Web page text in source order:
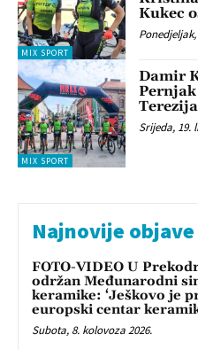
MIX SPORT
Kukec
MIX SPORT
Damir
Srijeda, 19.
Najnovije objave
FOTO-VIDEO U
održan Međunarodni
keramike: ‘Ješkovo je
europski centar
Subota, 8. kolovoza 2026.